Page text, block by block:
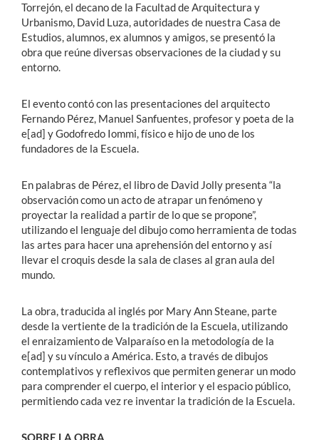
Torrejón, el decano de la Facultad de Arquitectura y
Urbanismo, David Luza, autoridades de nuestra Casa de
Estudios, alumnos, ex alumnos y amigos, se presentó la
obra que reúne diversas observaciones de la ciudad y su
entorno.
El evento contó con las presentaciones del arquitecto
Fernando Pérez, Manuel Sanfuentes, profesor y poeta de la
e[ad] y Godofredo Iommi, físico e hijo de uno de los
fundadores de la Escuela.
En palabras de Pérez, el libro de David Jolly presenta “la
observación como un acto de atrapar un fenómeno y
proyectar la realidad a partir de lo que se propone”,
utilizando el lenguaje del dibujo como herramienta de todas
las artes para hacer una aprehensión del entorno y así
llevar el croquis desde la sala de clases al gran aula del
mundo.
La obra, traducida al inglés por Mary Ann Steane, parte
desde la vertiente de la tradición de la Escuela, utilizando
el enraizamiento de Valparaíso en la metodología de la
e[ad] y su vínculo a América. Esto, a través de dibujos
contemplativos y reflexivos que permiten generar un modo
para comprender el cuerpo, el interior y el espacio público,
permitiendo cada vez re inventar la tradición de la Escuela.
SOBRE LA OBRA